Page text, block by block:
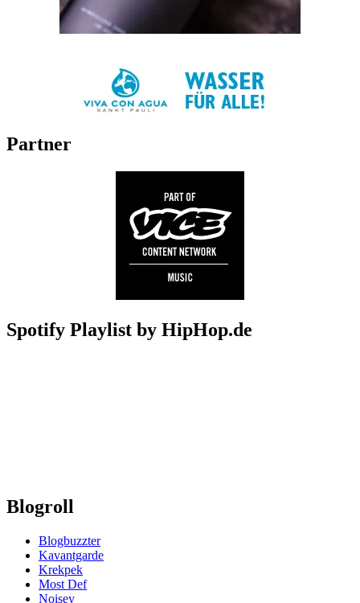
Partner
Spotify Playlist by HipHop.de
Blogroll
Blogbuzzter
Kavantgarde
Krekpek
Most Def
Noisey